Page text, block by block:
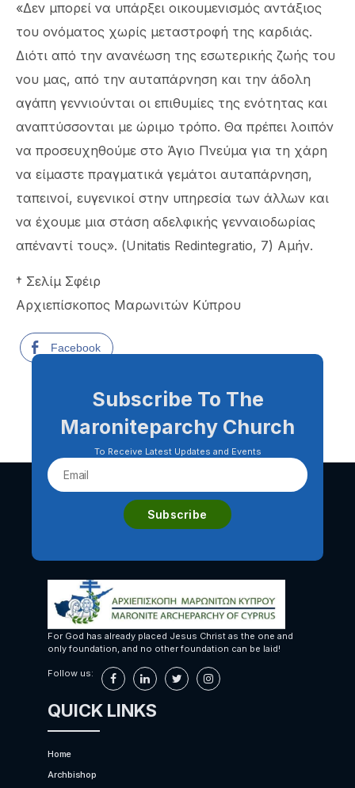
«Δεν μπορεί να υπάρξει οικουμενισμός αντάξιος
του ονόματος χωρίς μεταστροφή της καρδιάς.
Διότι από την ανανέωση της εσωτερικής ζωής του
νου μας, από την αυταπάρνηση και την άδολη
αγάπη γεννιούνται οι επιθυμίες της ενότητας και
αναπτύσσονται με ώριμο τρόπο. Θα πρέπει λοιπόν
να προσευχηθούμε στο Άγιο Πνεύμα για τη χάρη
να είμαστε πραγματικά γεμάτοι αυταπάρνηση,
ταπεινοί, ευγενικοί στην υπηρεσία των άλλων και
να έχουμε μια στάση αδελφικής γενναιοδωρίας
απέναντί τους». (Unitatis Redintegratio, 7) Αμήν.
† Σελίμ Σφέιρ
Αρχιεπίσκοπος Μαρωνιτών Κύπρου
Facebook
Subscribe To The
Maroniteparchy Church
To Receive Latest Updates and Events
For God has already placed Jesus Christ as the one and
only foundation, and no other foundation can be laid!
Follow us:
QUICK LINKS
Home
Archbishop